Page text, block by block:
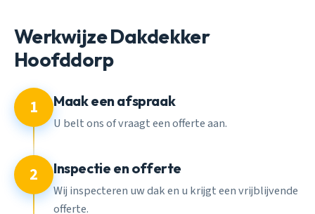
Werkwijze Dakdekker
Hoofddorp
1 Maak een afspraak
U belt ons of vraagt een offerte aan.
2 Inspectie en offerte
Wij inspecteren uw dak en u krijgt een vrijblijvende
offerte.